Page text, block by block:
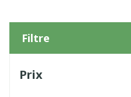
Filtre
Prix